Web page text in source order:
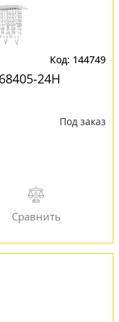
144749
24H
Под заказ